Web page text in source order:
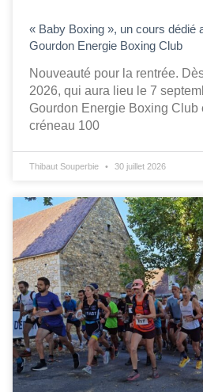
« Baby Boxing », un cours dédié
Gourdon Energie Boxing Club
Nouveauté pour la rentrée.
2026, qui aura lieu le 7
Gourdon Energie Boxing Club
créneau 100
Thibaut Souperbie 30 juillet 2026